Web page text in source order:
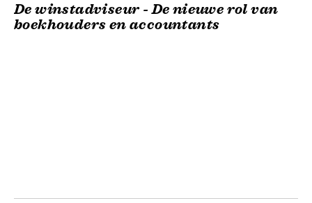
De winstadviseur - De nieuwe rol van
boekhouders en accountants